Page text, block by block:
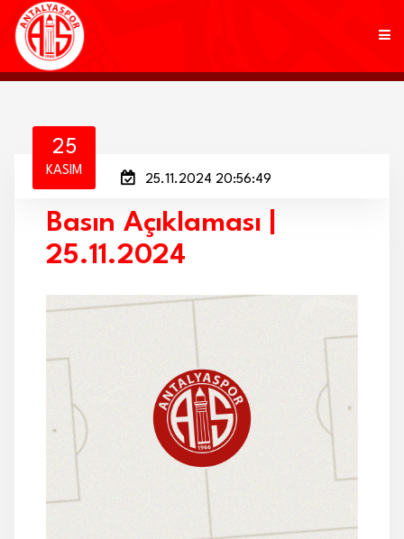
KULÜP
AKADEMİ
MARKALAR
TARAFTAR
25
KASIM
25.11.2024 20:56:49
Basın Açıklaması |
25.11.2024